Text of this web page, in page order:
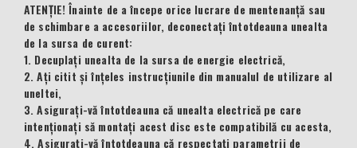
ATENȚIE! Înainte de a începe orice lucrare de mentenanță sau
de schimbare a accesoriilor, deconectați întotdeauna unealta
de la sursa de curent:
1. Decuplați unealta de la sursa de energie electrică,
2. Ați citit și înțeles instrucțiunile din manualul de utilizare al
uneltei,
3. Asigurați-vă întotdeauna că unealta electrică pe care
intenționați să montați acest disc este compatibilă cu acesta,
4. Asigurați-vă întotdeauna că respectați parametrii de